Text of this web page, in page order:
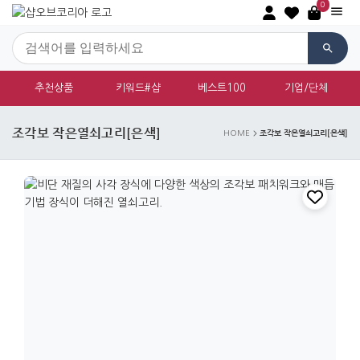
0
추천상품 키워드#샵 베스트100 기업/단체
조각보 작은열쇠고리[은색] HOME 조각보 작은열쇠고리[은색]